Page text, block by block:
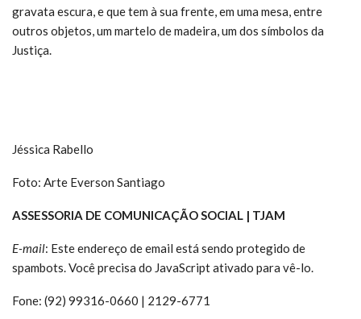
gravata escura, e que tem à sua frente, em uma mesa, entre
outros objetos, um martelo de madeira, um dos símbolos da
Justiça.
Jéssica Rabello
Foto: Arte Everson Santiago
ASSESSORIA DE COMUNICAÇÃO SOCIAL | TJAM
E-mail: Este endereço de email está sendo protegido de
spambots. Você precisa do JavaScript ativado para vê-lo.
Fone: (92) 99316-0660 | 2129-6771